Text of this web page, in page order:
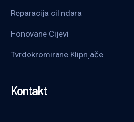
Reparacija cilindara
Honovane Cijevi
Tvrdokromirane Klipnjače
Kontakt